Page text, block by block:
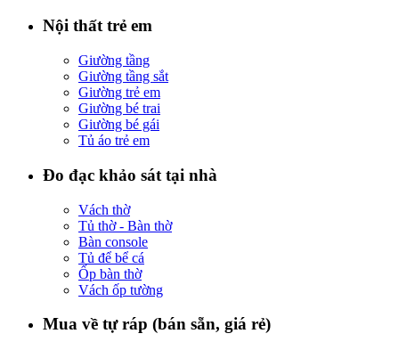
Nội thất trẻ em
Giường tầng
Giường tầng sắt
Giường trẻ em
Giường bé trai
Giường bé gái
Tủ áo trẻ em
Đo đạc khảo sát tại nhà
Vách thờ
Tủ thờ - Bàn thờ
Bàn console
Tủ để bể cá
Ốp bàn thờ
Vách ốp tường
Mua về tự ráp (bán sẵn, giá rẻ)